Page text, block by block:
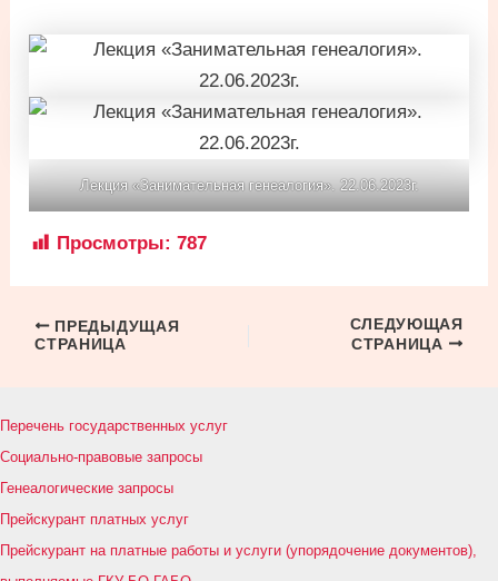
Лекция «Занимательная генеалогия». 22.06.2023г.
Просмотры: 787
Навигация
ПРЕДЫДУЩАЯ
СТРАНИЦА
СЛЕДУЮЩАЯ
СТРАНИЦА
Перечень государственных услуг
Социально-правовые запросы
Генеалогические запросы
Прейскурант платных услуг
Прейскурант на платные работы и услуги (упорядочение документов),